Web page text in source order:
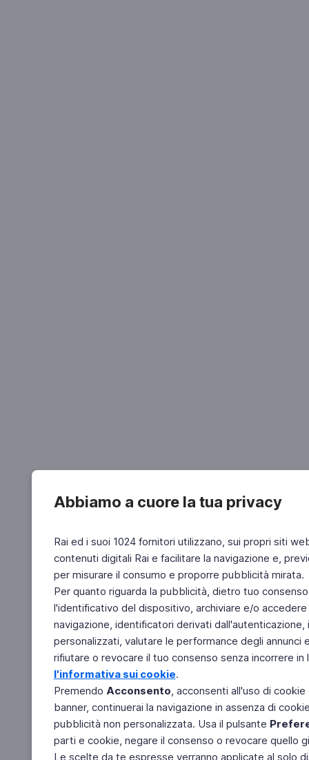
Abbiamo a cuore la tua privacy
Rai ed i suoi 1024 fornitori utilizzano, sui propri siti
contenuti digitali Rai e facilitare la navigazione e,
per misurare il consumo e proporre pubblicità mirata.
Per quanto riguarda la pubblicità, dietro tuo
l'identificativo del dispositivo, archiviare e/o
navigazione, identificatori derivati
personalizzati, valutare le performance degli
rifiutare o revocare il tuo consenso senza incorrere
l'informativa sui cookie.
Premendo Acconsento, acconsenti all'uso di
banner, continuerai la navigazione in assenza di
pubblicità non personalizzata. Usa il pulsante
parti e cookie, negare il consenso o revocare quello
Le scelte da te espresse verranno applicate al solo